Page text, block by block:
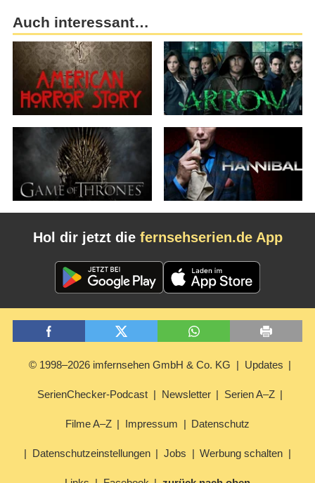
Auch interessant…
Hol dir jetzt die fernsehserien.de App
© 1998–2026 imfernsehen GmbH & Co. KG Updates
SerienChecker-Podcast Newsletter Serien A–Z
Filme A–Z Impressum Datenschutz
Datenschutzeinstellungen Jobs Werbung schalten